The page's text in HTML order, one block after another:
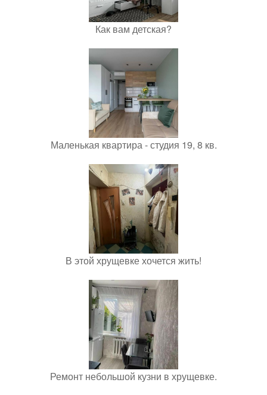
Как вам детская?
Маленькая квартира - студия 19, 8 кв.
В этой хрущевке хочется жить!
Ремонт небольшой кузни в хрущевке.